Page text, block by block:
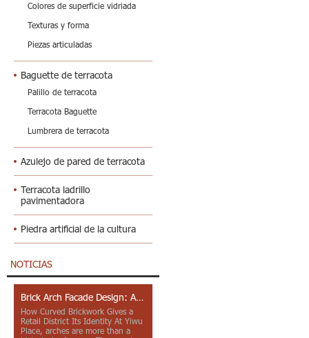
Colores de superficie vidriada
Texturas y forma
Piezas articuladas
Baguette de terracota
Palillo de terracota
Terracota Baguette
Lumbrera de terracota
Azulejo de pared de terracota
Terracota ladrillo
pavimentadora
Piedra artificial de la cultura
NOTICIAS
Brick Arch Facade Design: A Closer Look at Yiwu Place
How Curved Brickwork Gives a
Retail District Its Identity At Yiwu
Place, arches are more than a